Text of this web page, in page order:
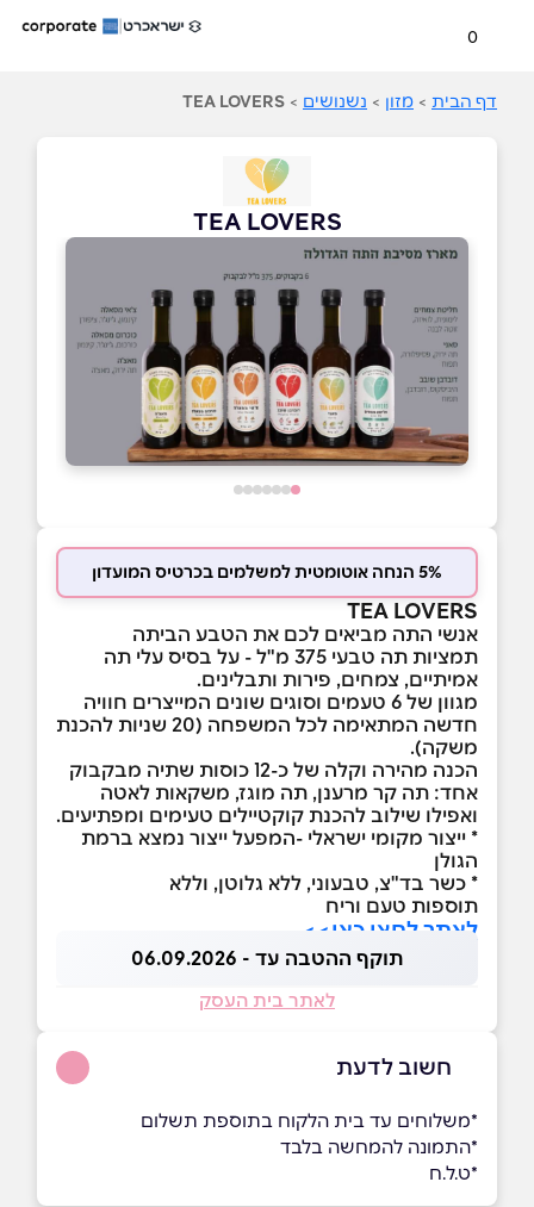
0
דף הבית > מזון > נשנושים >
TEA LOVERS
TEA LOVERS
5% הנחה אוטומטית למשלמים בכרטיס המועדון
TEA LOVERS
אנשי התה מביאים לכם את הטבע הביתה
תמציות תה טבעי 375 מ"ל - על בסיס עלי תה
אמיתיים, צמחים, פירות ותבלינים.
מגוון של 6 טעמים וסוגים שונים המייצרים חוויה
חדשה המתאימה לכל המשפחה (20 שניות להכנת
משקה).
הכנה מהירה וקלה של כ-12 כוסות שתיה מבקבוק
אחד: תה קר מרענן, תה מוגז, משקאות לאטה
ואפילו שילוב להכנת קוקטיילים טעימים ומפתיעים.
* ייצור מקומי ישראלי -המפעל ייצור נמצא ברמת
הגולן
* כשר בד"צ, טבעוני, ללא גלוטן, וללא
תוספות טעם וריח
לאתר לחצו כאן>>
תוקף ההטבה עד - 06.09.2026
לאתר בית העסק
חשוב לדעת
*משלוחים עד בית הלקוח בתוספת תשלום
*התמונה להמחשה בלבד
*ט.ל.ח